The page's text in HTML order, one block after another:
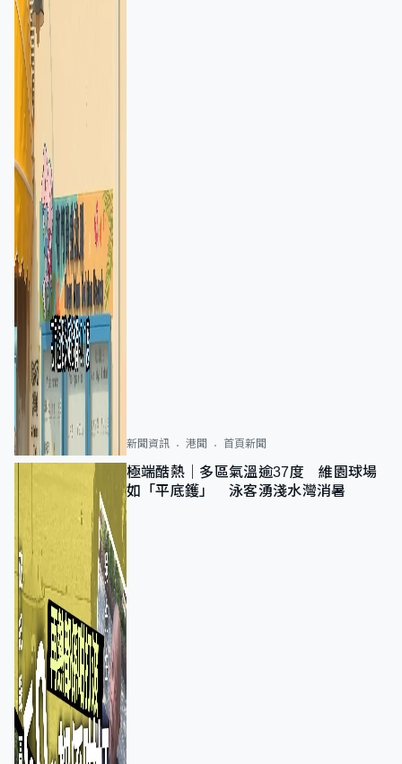
新聞資訊 港聞 首頁新聞
極端酷熱｜多區氣溫逾37度 維園球場
如「平底鑊」 泳客湧淺水灣消暑